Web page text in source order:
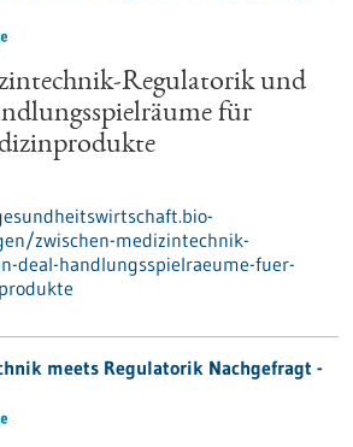
Regulatorik und
für
zwischen-medizintechnik-
deal-handlungsspielraeume-fuer-
meets Regulatorik Nachgefragt -